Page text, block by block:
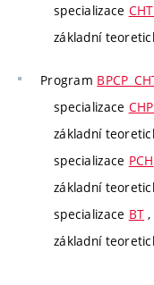
specializace
základní
Program
specializace
základní
specializace PCH
základní
specializace BT
základní